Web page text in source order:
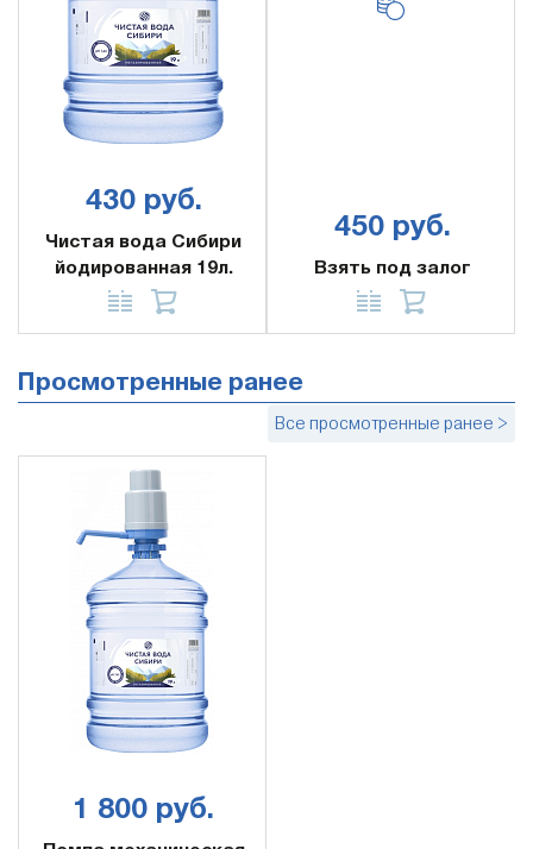
430 руб.
Чистая вода Сибири
йодированная 19л.
450 руб.
Взять под залог
Просмотренные ранее
Все просмотренные ранее >
1 800 руб.